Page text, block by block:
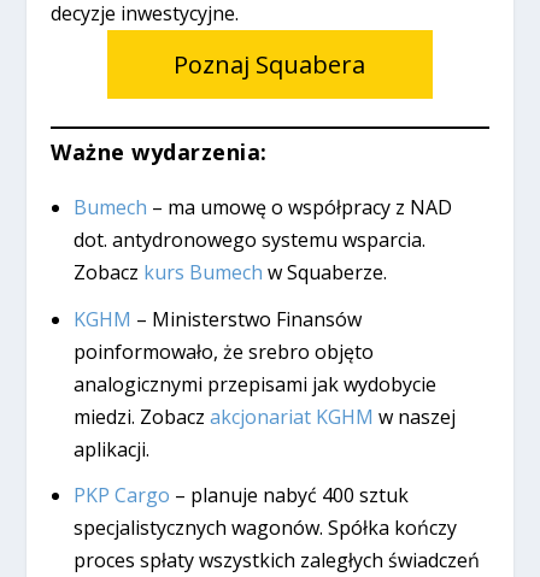
decyzje inwestycyjne.
Poznaj Squabera
Ważne wydarzenia:
Bumech – ma umowę o współpracy z NAD
dot. antydronowego systemu wsparcia.
Zobacz kurs Bumech w Squaberze.
KGHM – Ministerstwo Finansów
poinformowało, że srebro objęto
analogicznymi przepisami jak wydobycie
miedzi. Zobacz akcjonariat KGHM w naszej
aplikacji.
PKP Cargo – planuje nabyć 400 sztuk
specjalistycznych wagonów. Spółka kończy
proces spłaty wszystkich zaległych świadczeń